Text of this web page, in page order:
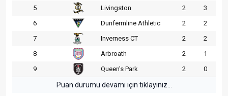
5
Livingston 2
3
6
Dunfermline Athletic 2
2
7
Inverness CT 2
2
8
Arbroath 2
1
9
Queen's Park 2 0
Puan durumu devamı için tıklayınız...